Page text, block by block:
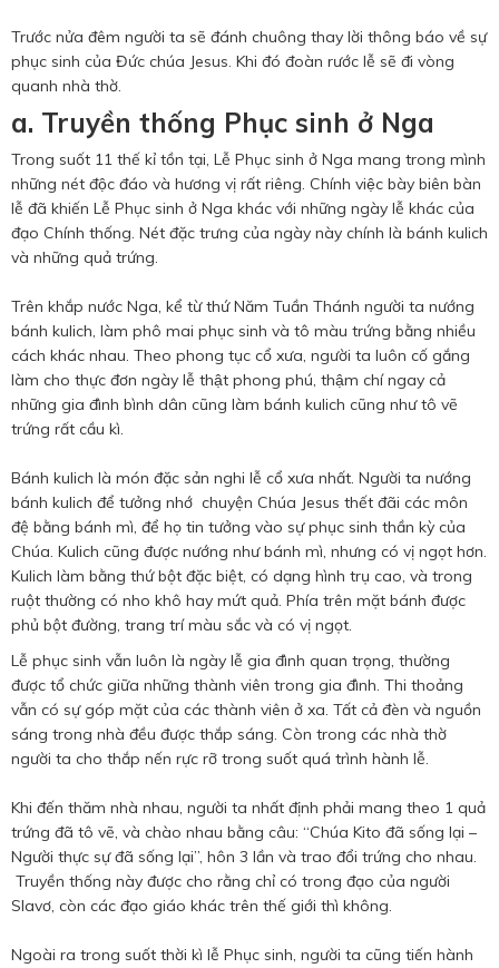
Trước nửa đêm người ta sẽ đánh chuông thay lời thông báo về sự
phục sinh của Đức chúa Jesus. Khi đó đoàn rước lễ sẽ đi vòng
quanh nhà thờ.
a. Truyền thống Phục sinh ở Nga
Trong suốt 11 thế kỉ tồn tại, Lễ Phục sinh ở Nga mang trong mình
những nét độc đáo và hương vị rất riêng. Chính việc bày biên bàn
lễ đã khiến Lễ Phục sinh ở Nga khác với những ngày lễ khác của
đạo Chính thống. Nét đặc trưng của ngày này chính là bánh kulich
và những quả trứng.
Trên khắp nước Nga, kể từ thứ Năm Tuần Thánh người ta nướng
bánh kulich, làm phô mai phục sinh và tô màu trứng bằng nhiều
cách khác nhau. Theo phong tục cổ xưa, người ta luôn cố gắng
làm cho thực đơn ngày lễ thật phong phú, thậm chí ngay cả
những gia đình bình dân cũng làm bánh kulich cũng như tô vẽ
trứng rất cầu kì.
Bánh kulich là món đặc sản nghi lễ cổ xưa nhất. Người ta nướng
bánh kulich để tưởng nhớ chuyện Chúa Jesus thết đãi các môn
đệ bằng bánh mì, để họ tin tưởng vào sự phục sinh thần kỳ của
Chúa. Kulich cũng được nướng như bánh mì, nhưng có vị ngọt hơn.
Kulich làm bằng thứ bột đặc biệt, có dạng hình trụ cao, và trong
ruột thường có nho khô hay mứt quả. Phía trên mặt bánh được
phủ bột đường, trang trí màu sắc và có vị ngọt.
Lễ phục sinh vẫn luôn là ngày lễ gia đình quan trọng, thường
được tổ chức giữa những thành viên trong gia đình. Thi thoảng
vẫn có sự góp mặt của các thành viên ở xa. Tất cả đèn và nguồn
sáng trong nhà đều được thắp sáng. Còn trong các nhà thờ
người ta cho thắp nến rực rỡ trong suốt quá trình hành lễ.
Khi đến thăm nhà nhau, người ta nhất định phải mang theo 1 quả
trứng đã tô vẽ, và chào nhau bằng câu: “Chúa Kito đã sống lại –
Người thực sự đã sống lại”, hôn 3 lần và trao đổi trứng cho nhau.
Truyền thống này được cho rằng chỉ có trong đạo của người
Slavơ, còn các đạo giáo khác trên thế giới thì không.
Ngoài ra trong suốt thời kì lễ Phục sinh, người ta cũng tiến hành